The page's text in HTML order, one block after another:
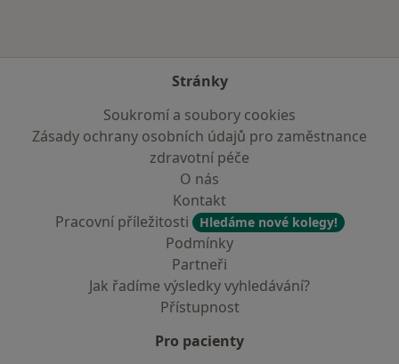
Stránky
Soukromí a soubory cookies
Zásady ochrany osobních údajů pro zaměstnance
zdravotní péče
O nás
Kontakt
Pracovní příležitosti
Hledáme nové kolegy!
Podmínky
Partneři
Jak řadíme výsledky vyhledávání?
Přístupnost
Pro pacienty